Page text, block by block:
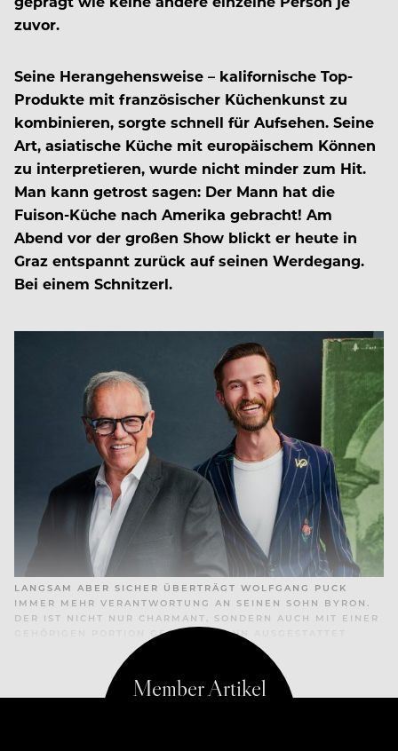
zuvor.
Seine Herangehensweise – kalifornische Top-
Produkte mit französischer Küchenkunst zu
kombinieren, sorgte schnell für Aufsehen. Seine
Art, asiatische Küche mit europäischem Können
zu interpretieren, wurde nicht minder zum Hit.
Man kann getrost sagen: Der Mann hat die
Fuison-Küche nach Amerika gebracht! Am
Abend vor der großen Show blickt er heute in
Graz entspannt zurück auf seinen Werdegang.
Bei einem Schnitzerl.
LANGSAM ABER SICHER ÜBERTRÄGT WOLFGANG PUCK
IMMER MEHR VERANTWORTUNG AN SEINEN SOHN BYRON.
DER IST NICHT NUR CHARMANT, SONDERN AUCH MIT EINER
GEHÖRIGEN PORTION GESCHÄFTSSINN AUSGESTATTET